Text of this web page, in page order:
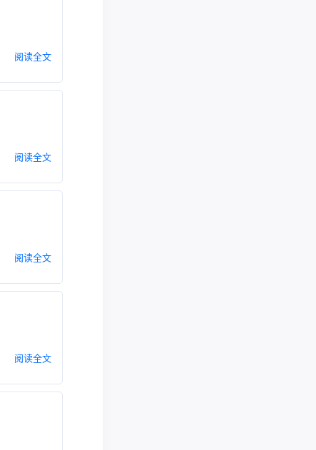
阅读全文
阅读全文
阅读全文
阅读全文